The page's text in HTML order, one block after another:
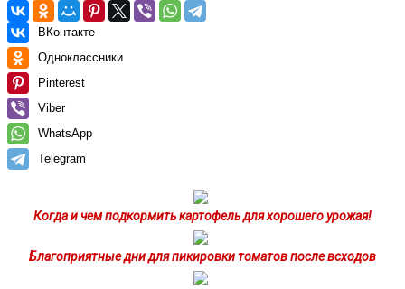
ВКонтакте
Одноклассники
Pinterest
Viber
WhatsApp
Telegram
Когда и чем подкормить картофель для хорошего урожая!
Благоприятные дни для пикировки томатов после всходов